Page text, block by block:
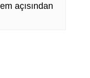
açısından